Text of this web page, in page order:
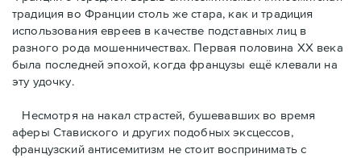
традиция во Франции столь же стара, как и традиция
использования евреев в качестве подставных лиц в
разного рода мошенничествах. Первая половина ХХ века
была последней эпохой, когда французы ещё клевали на
эту удочку.
Несмотря на накал страстей, бушевавших во время
аферы Ставиского и других подобных эксцессов,
французский антисемитизм не стоит воспринимать с